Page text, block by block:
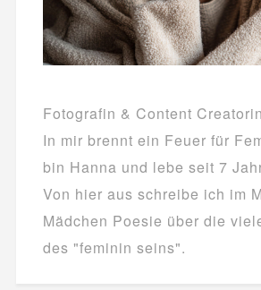
Fotografin & Content
In mir brennt ein Feuer für
bin Hanna und lebe seit 7
Von hier aus schreibe ich im
Mädchen Poesie über die
des "feminin seins".